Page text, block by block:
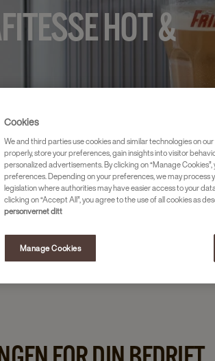
HOT &
uten melk
Cookies
We and third parties use cookies and similar technologies on
properly, store your preferences, gain insights into visitor
personalized advertisements. By clicking on “Manage
preferences. Depending on your preferences, we may
legislation where authorities may have easier access to your
clicking on “Accept All”, you agree to the use of all cookies as
personvernet ditt
Manage Cookies